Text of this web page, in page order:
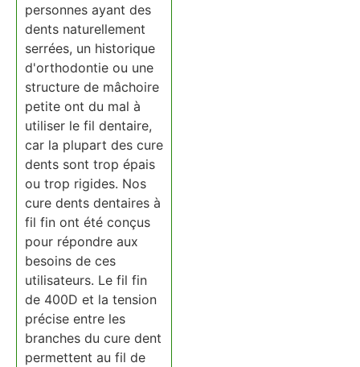
personnes ayant des
dents naturellement
serrées, un historique
d'orthodontie ou une
structure de mâchoire
petite ont du mal à
utiliser le fil dentaire,
car la plupart des cure
dents sont trop épais
ou trop rigides. Nos
cure dents dentaires à
fil fin ont été conçus
pour répondre aux
besoins de ces
utilisateurs. Le fil fin
de 400D et la tension
précise entre les
branches du cure dent
permettent au fil de